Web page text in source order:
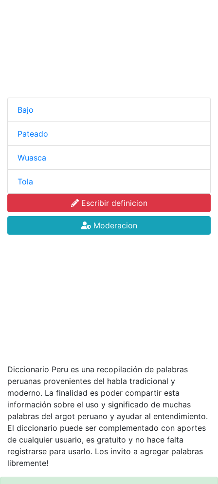
Bajo
Pateado
Wuasca
Tola
Escribir definicion
Moderacion
Diccionario Peru es una recopilación de palabras
peruanas provenientes del habla tradicional y
moderno. La finalidad es poder compartir esta
información sobre el uso y significado de muchas
palabras del argot peruano y ayudar al entendimiento.
El diccionario puede ser complementado con aportes
de cualquier usuario, es gratuito y no hace falta
registrarse para usarlo. Los invito a agregar palabras
libremente!